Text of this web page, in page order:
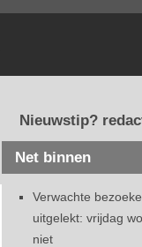
Nieuwstip?
Net binnen
Verwachte
uitgelekt: vrijdag
niet